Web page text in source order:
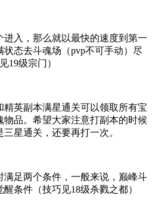
入，那么就以最快的速度到第一
态去斗魂场（pvp不可手动）尽
19级宗门）
英副本满星通关可以领取所有宝
品。希望大家注意打副本的时候
星通关，还要再打一次。
足两个条件，一般来说，巅峰斗
条件（技巧见18级杀戮之都）